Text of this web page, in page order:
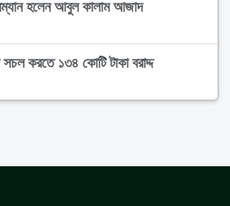
হলেন আবুল কালাম আজাদ
করতে ১৩৪ কোটি টাকা বরাদ্দ